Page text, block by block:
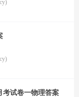
考试卷一物理答案